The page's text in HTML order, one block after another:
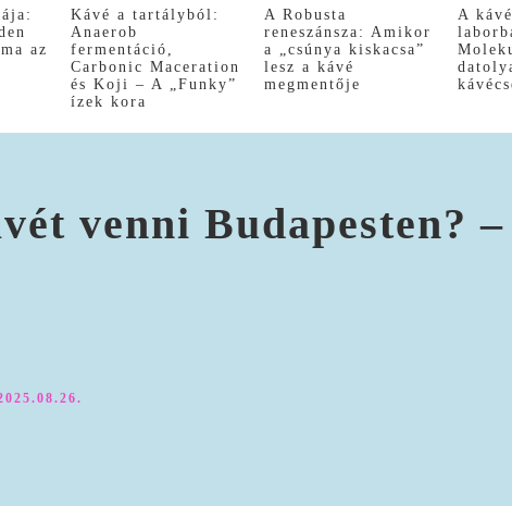
az
Kávé a tartályból:
Anaerob
fermentáció,
Carbonic Maceration
és Koji – A „Funky”
ízek kora
A Robusta
reneszánsza: Amikor
a „csúnya kiskacsa”
lesz a kávé
megmentője
A
venni Budapesten?